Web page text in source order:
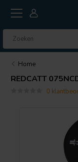
Home
REDCATT
0